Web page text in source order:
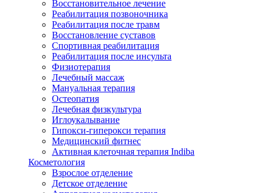
Восстановительное лечение
Реабилитация позвоночника
Реабилитация после травм
Восстановление суставов
Спортивная реабилитация
Реабилитация после инсульта
Физиотерапия
Лечебный массаж
Мануальная терапия
Остеопатия
Лечебная физкультура
Иглоукалывание
Гипокси-гиперокси терапия
Медицинский фитнес
Активная клеточная терапия Indiba
Косметология
Взрослое отделение
Детское отделение